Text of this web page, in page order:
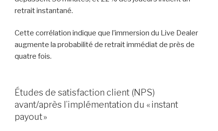
retrait instantané.
Cette corrélation indique que l’immersion du Live Dealer
augmente la probabilité de retrait immédiat de près de
quatre fois.
Études de satisfaction client (NPS)
avant/après l’implémentation du « instant
payout »